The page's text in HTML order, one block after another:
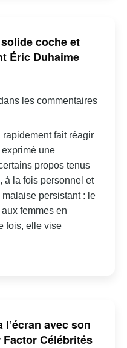
coche et
Éric Duhaime
les commentaires
fait réagir
une
propos tenus
à la fois personnel et
persistant : le
femmes en
fois, elle vise
avec son
Célébrités